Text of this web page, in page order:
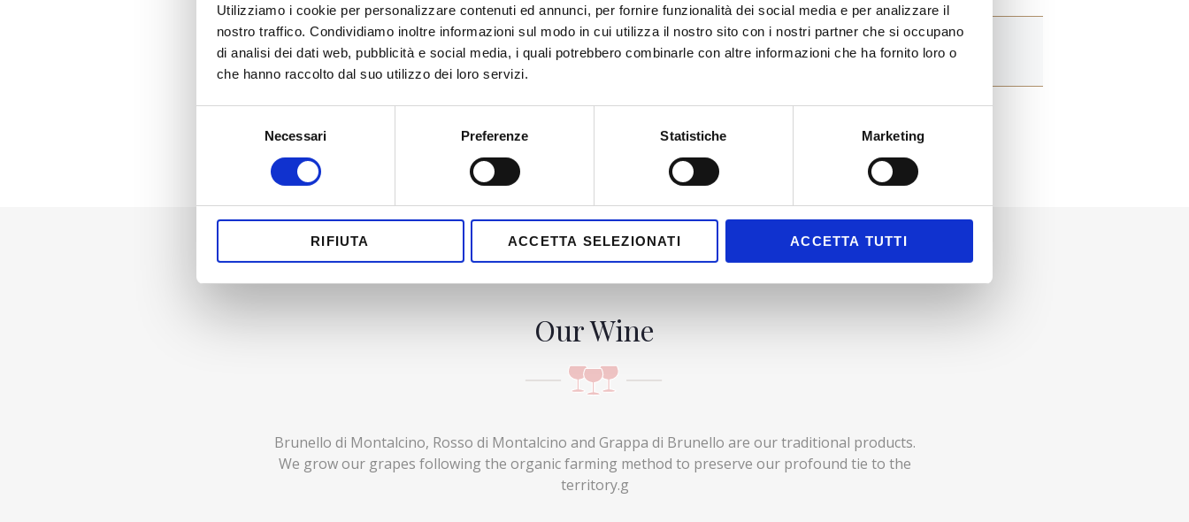
Utilizziamo i cookie per personalizzare contenuti ed annunci, per fornire funzionalità dei social media e per analizzare il
nostro traffico. Condividiamo inoltre informazioni sul modo in cui utilizza il nostro sito con i nostri partner che si occupano
di analisi dei dati web, pubblicità e social media, i quali potrebbero combinarle con altre informazioni che ha fornito loro o
che hanno raccolto dal suo utilizzo dei loro servizi.
Necessari Preferenze Statistiche Marketing
RIFIUTA ACCETTA SELEZIONATI ACCETTA TUTTI
Gradazione
alcolica:
42%
Our Wine
Brunello di Montalcino, Rosso di Montalcino and Grappa di Brunello are our traditional products.
We grow our grapes following the organic farming method to preserve our profound tie to the
territory.g